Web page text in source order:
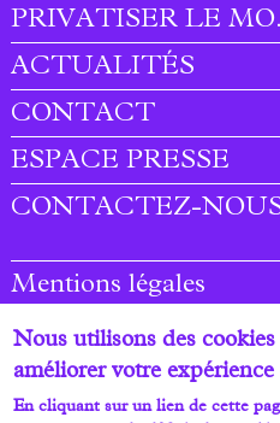
PRIVATISER LE
ACTUALITÉS
CONTACT
ESPACE PRESSE
CONTACTEZ-
Mentions légales
Plan du site
Rejoignez-nous
Nous utilisons des
améliorer votre
En cliquant sur un lien de cette